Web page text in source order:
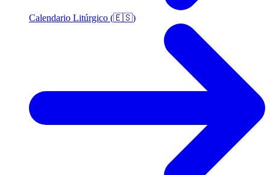
Calendario Litúrgico (🇪🇸)